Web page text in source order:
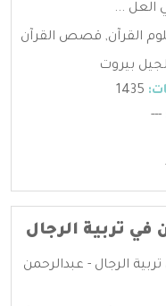
...
القرآن, قصص القرآن
بيروت
---
في تربية الرجال
الرجال - عبدالرحمن